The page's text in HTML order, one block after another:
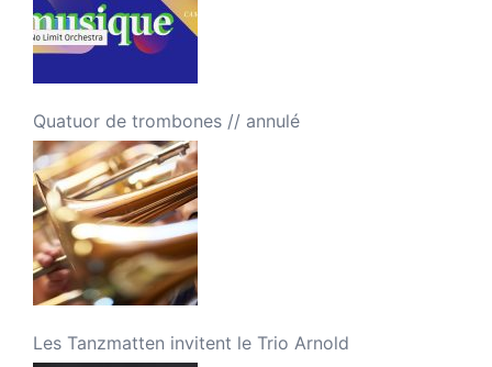
Quatuor de trombones // annulé
Les Tanzmatten invitent le Trio Arnold